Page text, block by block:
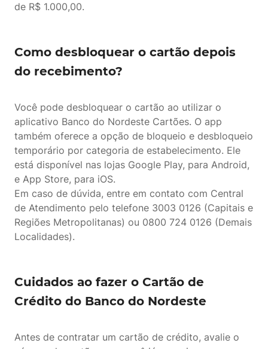
de R$ 1.000,00.
Como desbloquear o cartão depois
do recebimento?
Você pode desbloquear o cartão ao utilizar o
aplicativo Banco do Nordeste Cartões. O app
também oferece a opção de bloqueio e desbloqueio
temporário por categoria de estabelecimento. Ele
está disponível nas lojas Google Play, para Android,
e App Store, para iOS.
Em caso de dúvida, entre em contato com Central
de Atendimento pelo telefone 3003 0126 (Capitais e
Regiões Metropolitanas) ou 0800 724 0126 (Demais
Localidades).
Cuidados ao fazer o Cartão de
Crédito do Banco do Nordeste
Antes de contratar um cartão de crédito, avalie o